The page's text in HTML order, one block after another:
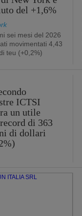
del +1,6%
sei mesi del 2026
movimentati 4,43
teu (+0,2%)
ICTSI
un utile
di 363
di dollari